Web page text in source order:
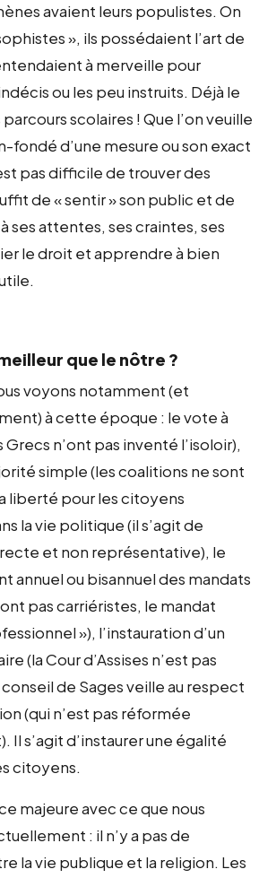
avaient leurs populistes. On
», ils possédaient l’art de
à merveille pour
ou les peu instruits. Déjà le
scolaires ! Que l’on veuille
fondé d’une mesure ou son exact
pas difficile de trouver des
de « sentir » son public et de
ses attentes, ses craintes, ses
le droit et apprendre à bien
que le nôtre ?
voyons notamment (et
à cette époque : le vote à
Grecs n’ont pas inventé l’isoloir),
simple (les coalitions ne sont
liberté pour les citoyens
la vie politique (il s’agit de
et non représentative), le
annuel ou bisannuel des mandats
pas carriéristes, le mandat
»), l’instauration d’un
(la Cour d’Assises n’est pas
de Sages veille au respect
(qui n’est pas réformée
Il s’agit d’instaurer une égalité
citoyens.
majeure avec ce que nous
: il n’y a pas de
la vie publique et la religion. Les